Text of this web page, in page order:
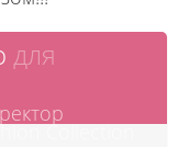
для
Collection